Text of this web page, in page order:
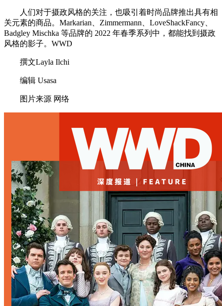
人们对于摄政风格的关注，也吸引着时尚品牌推出具有相
关元素的商品。Markarian、Zimmermann、LoveShackFancy、
Badgley Mischka 等品牌的 2022 年春季系列中，都能找到摄政
风格的影子。WWD
撰文Layla Ilchi
编辑 Usasa
图片来源 网络